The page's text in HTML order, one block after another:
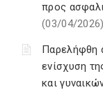
προς
(03/04/2026)
Παρελήφθη
ενίσχυση
και